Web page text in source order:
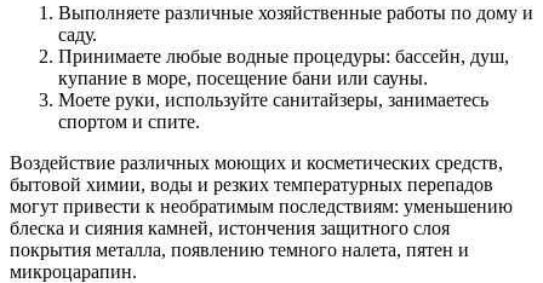
Выполняете различные хозяйственные работы по дому и
саду.
Принимаете любые водные процедуры: бассейн, душ,
купание в море, посещение бани или сауны.
Моете руки, используйте санитайзеры, занимаетесь
спортом и спите.
Воздействие различных моющих и косметических средств,
бытовой химии, воды и резких температурных перепадов
могут привести к необратимым последствиям: уменьшению
блеска и сияния камней, истончения защитного слоя
покрытия металла, появлению темного налета, пятен и
микроцарапин.